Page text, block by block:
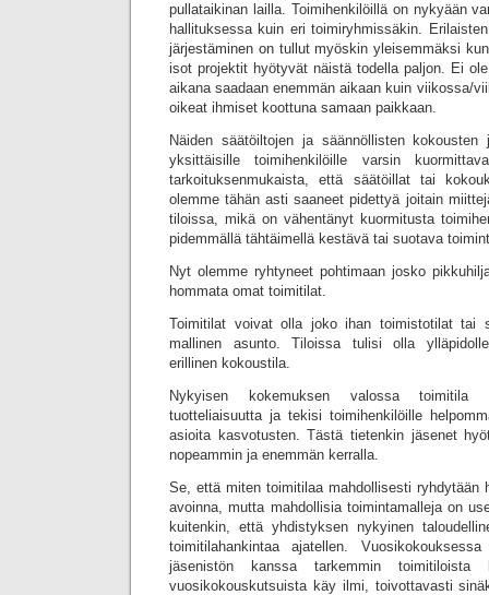
pullataikinan lailla. Toimihenkilöillä on nykyään
hallituksessa kuin eri toimiryhmissäkin.
järjestäminen on tullut myöskin yleisemmäksi
isot projektit hyötyvät näistä todella paljon. Ei
aikana saadaan enemmän aikaan kuin viikossa/
oikeat ihmiset koottuna samaan paikkaan.
Näiden säätöiltojen ja säännöllisten kokousten
yksittäisille toimihenkilöille varsin
tarkoituksenmukaista, että säätöillat tai
olemme tähän asti saaneet pidettyä joitain
tiloissa, mikä on vähentänyt kuormitusta
pidemmällä tähtäimellä kestävä tai suotava
Nyt olemme ryhtyneet pohtimaan josko
hommata omat toimitilat.
Toimitilat voivat olla joko ihan toimistotilat tai
mallinen asunto. Tiloissa tulisi olla
erillinen kokoustila.
Nykyisen kokemuksen valossa toimitila
tuotteliaisuutta ja tekisi toimihenkilöille
asioita kasvotusten. Tästä tietenkin jäsenet
nopeammin ja enemmän kerralla.
Se, että miten toimitilaa mahdollisesti ryhdytään
avoinna, mutta mahdollisia toimintamalleja on
kuitenkin, että yhdistyksen nykyinen
toimitilahankintaa ajatellen.
jäsenistön kanssa tarkemmin toimitiloista
vuosikokouskutsuista käy ilmi, toivottavasti